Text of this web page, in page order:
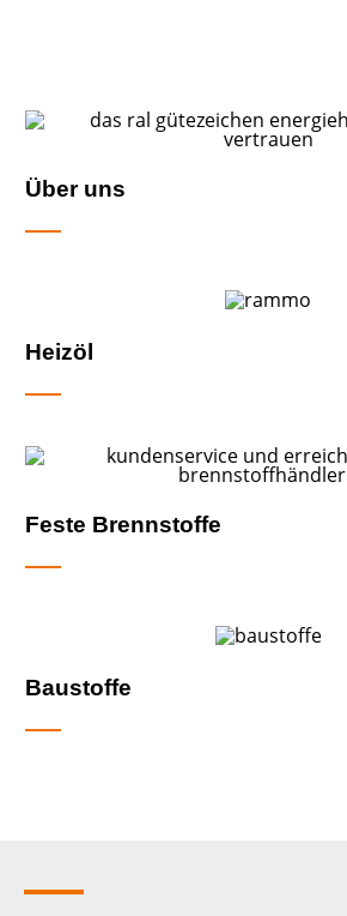
Über uns
Heizöl
Feste Brennstoffe
Baustoffe